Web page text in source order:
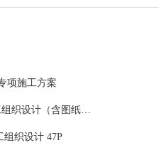
项施工方案
计（含图纸） 637
织设计 47P